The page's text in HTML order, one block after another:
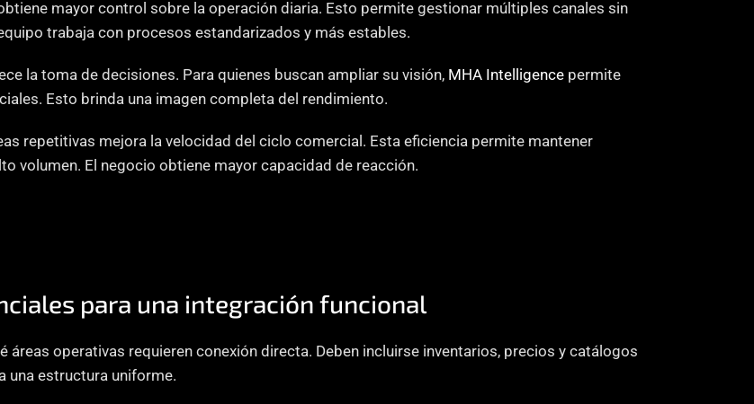
mayor control sobre la operación diaria. Esto permite gestionar múltiples canales sin
trabaja con procesos estandarizados y más estables.
la toma de decisiones. Para quienes buscan ampliar su visión, MHA Intelligence permite
Esto brinda una imagen completa del rendimiento.
repetitivas mejora la velocidad del ciclo comercial. Esta eficiencia permite mantener
volumen. El negocio obtiene mayor capacidad de reacción.
para una integración funcional
áreas operativas requieren conexión directa. Deben incluirse inventarios, precios y catálogos
una estructura uniforme.